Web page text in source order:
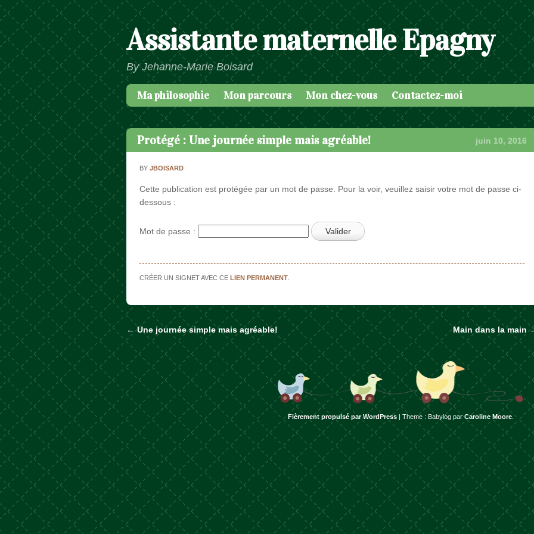
Assistante maternelle Epagny
By Jehanne-Marie Boisard
Menu
Passer au contenu
Ma philosophie Mon parcours Mon chez-vous Contactez-moi
Protégé : Une journée simple mais agréable! juin 10, 2016
BYJBOISARD
Cette publication est protégée par un mot de passe. Pour la voir, veuillez saisir votre mot de passe ci-
dessous :
Mot de passe :
CRÉER UN SIGNET AVEC CELIEN PERMANENT
Naviguer dans les articles
←Une journée simple mais agréable! Main dans la main
Fièrement propulsé par WordPress Theme : Babylog parCaroline Moore.